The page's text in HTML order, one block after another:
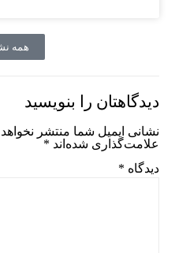
همه
دیدگاهتان را بنویسید
نشانی ایمیل شما منتشر
علامت‌گذاری شده‌اند *
دیدگاه *